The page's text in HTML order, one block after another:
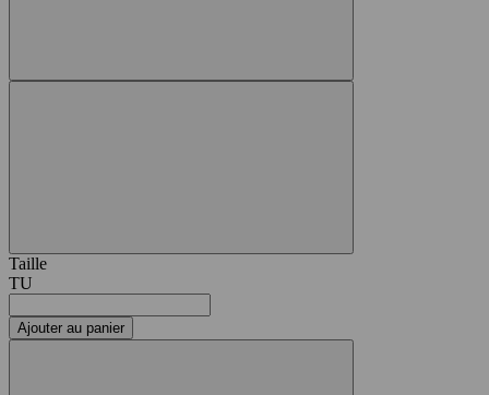
Taille
TU
Ajouter au panier